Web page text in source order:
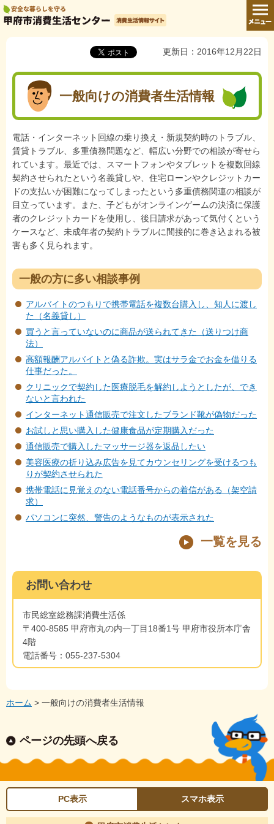
消費生活情報
メニュ
ー
更新日：2016年12月22日
一般向けの消費者生活情報
電話・インターネット回線の乗り換え・新規契約時のトラブル、
賃貸トラブル、多重債務問題など、幅広い分野での相談が寄せら
れています。最近では、スマートフォンやタブレットを複数回線
契約させられたという名義貸しや、住宅ローンやクレジットカー
ドの支払いが困難になってしまったという多重債務関連の相談が
目立っています。また、子どもがオンラインゲームの決済に保護
者のクレジットカードを使用し、後日請求があって気付くという
ケースなど、未成年者の契約トラブルに間接的に巻き込まれる被
害も多く見られます。
一般の方に多い相談事例
アルバイトのつもりで携帯電話を複数台購入し、知人に渡し
た（名義貸し）
買うと言っていないのに商品が送られてきた（送りつけ商
法）
高額報酬アルバイトと偽る詐欺。実はサラ金でお金を借りる
仕事だった。
クリニックで契約した医療脱毛を解約しようとしたが、でき
ないと言われた
インターネット通信販売で注文したブランド靴が偽物だった
お試しと思い購入した健康食品が定期購入だった
通信販売で購入したマッサージ器を返品したい
美容医療の折り込み広告を見てカウンセリングを受けるつも
りが契約させられた
携帯電話に見覚えのない電話番号からの着信がある（架空請
求）
パソコンに突然、警告のようなものが表示された
一覧を見る
お問い合わせ
市民総室総務課消費生活係
〒400-8585 甲府市丸の内一丁目18番1号 甲府市役所本庁舎
4階
電話番号：055-237-5304
ホーム > 一般向けの消費者生活情報
ページの先頭へ戻る
PC表示 スマホ表示